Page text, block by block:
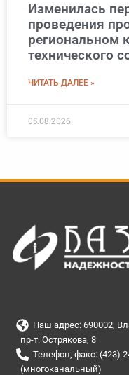
Изменилась
проведения
региональном
технического
ЧИТАТЬ ДАЛЕЕ »
05.08.2026
Наш адрес: 690002,
пр-т. Острякова, 8
Телефон, факс: (423)
(многоканальный)